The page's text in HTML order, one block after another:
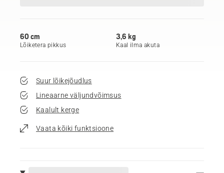
60 cm
Lõiketera pikkus
3,6 kg
Kaal ilma akuta
Suur lõikejõudlus
Lineaarne väljundvõimsus
Kaalult kerge
Vaata kõiki funktsioone